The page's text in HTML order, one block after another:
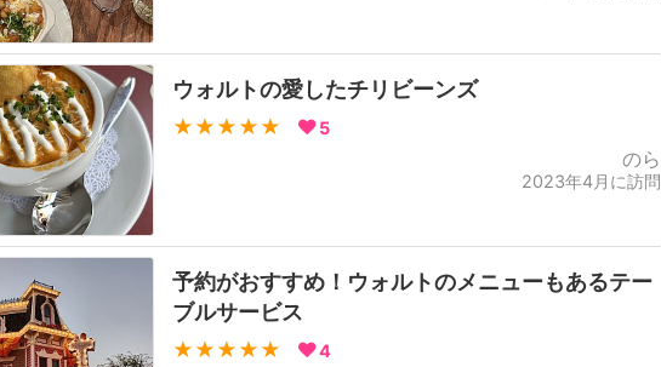
ウォルトの愛したチリビーンズ
★★★★★ 5
のら
2023年4月に訪問
予約がおすすめ！ウォルトのメニューもあるテー
ブルサービス
★★★★★ 4